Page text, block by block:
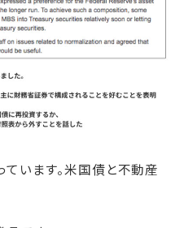
います。米国債と不動産